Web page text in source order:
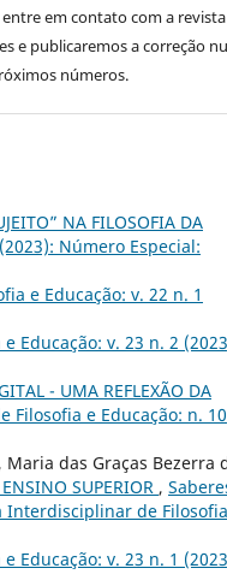
em contato com a revista
e publicaremos a correção
números.
NA FILOSOFIA DA
Número Especial:
e Educação: v. 22 n. 1
Educação: v. 23 n. 2
- UMA REFLEXÃO DA
Filosofia e Educação: n. 10
Maria das Graças Bezerra
SUPERIOR ,
Interdisciplinar de
Educação: v. 23 n. 1